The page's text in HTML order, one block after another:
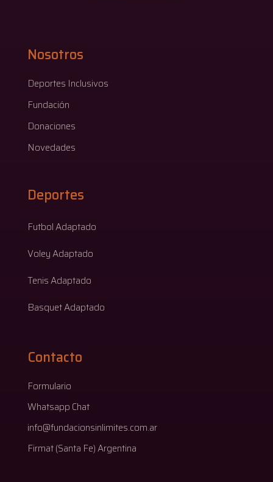
Nosotros
Deportes Inclusivos
Fundación
Donaciones
Novedades
Deportes
Futbol Adaptado
Voley Adaptado
Tenis Adaptado
Basquet Adaptado
Contacto
Formulario
Whatsapp Chat
info@fundacionsinlimites.com.ar
Firmat (Santa Fe) Argentina